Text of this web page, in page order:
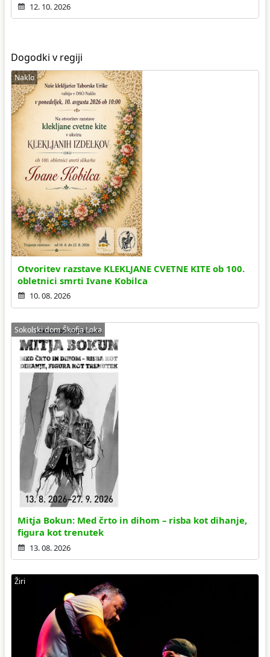
12. 10. 2026
Dogodki v regiji
Naklo
Otvoritev razstave KLEKLJANE CVETNE KITE ob 100.
obletnici smrti Ivane Kobilca
10. 08. 2026
Sokolski dom Škofja Loka
Mitja Bokun: Med črto in dihom – risba kot dihanje,
figura kot trenutek
13. 08. 2026
Žiri